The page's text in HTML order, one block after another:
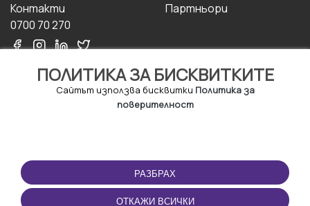
ПОЛИТИКА ЗА БИСКВИТКИТЕ
Сайтът използва бисквитки Политика за
поверителност
РАЗБРАХ
ОТКАЖИ ВСИЧКИ
Контакти
0700 70 270
Партньори
ПОЛЗВАНЕ
Правила и условия за
ползване
ПРИЛОЖЕНИЕТО